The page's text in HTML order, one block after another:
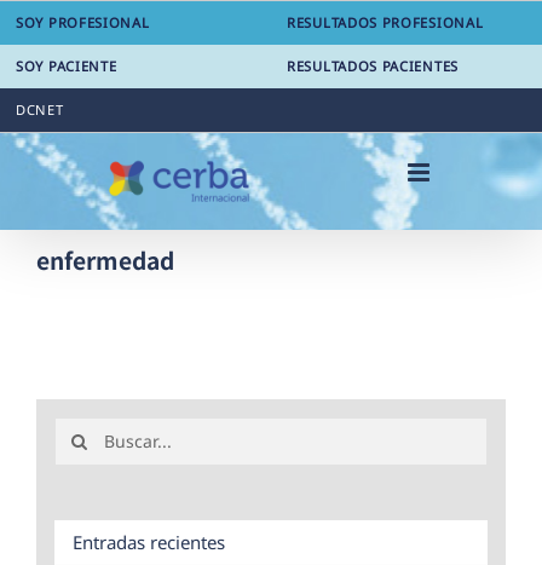
Saltar
contenido
SOY PROFESIONAL RESULTADOS PROFESIONAL
SOY PACIENTE RESULTADOS PACIENTES
DCNET
enfermedad
Entradas recientes